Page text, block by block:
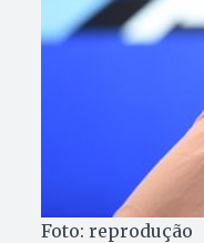
Foto: reprodução